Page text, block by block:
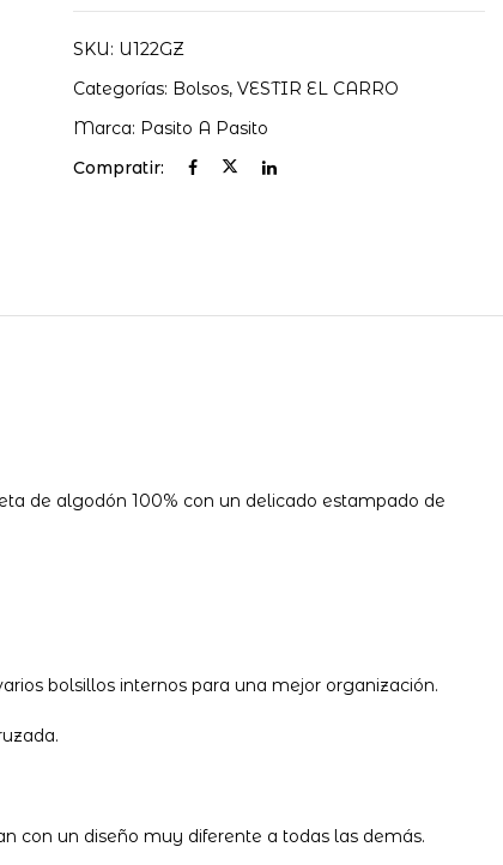
SKU: U122GZ
Categorías: Bolsos,VESTIR EL CARRO
Marca: Pasito A Pasito
Compratir:
de algodón 100% con un delicado estampado de
bolsillos internos para una mejor organización.
con un diseño muy diferente a todas las demás.